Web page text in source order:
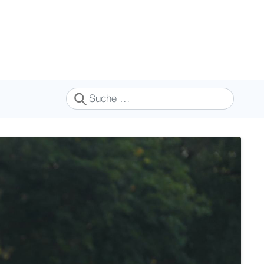
Suchen